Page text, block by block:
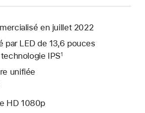
en juillet 2022
par LED de 13,6 pouces
IPS1
unifiée
HD 1080p